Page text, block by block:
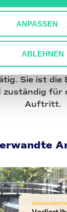
ANPASSEN
ABLEHNEN
Lena
als
Sie ist die
zuständig für
Auftritt.